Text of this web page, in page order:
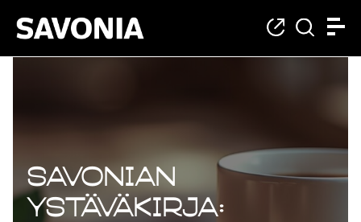
Savonian
ystäväkirja: